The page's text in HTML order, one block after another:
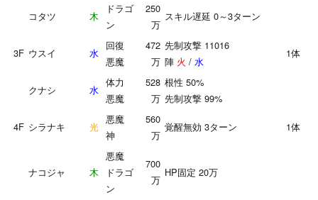
コタツ 木
ドラゴ
ン
250
万
スキル遅延 0～3ターン
3F ウスイ 水
回復
悪魔
472
万
先制攻撃 11016
陣 火 / 水
1体
クナシ 水
体力
悪魔
528
万
根性 50%
先制攻撃 99%
4F シラナキ 光
悪魔
神
560
万
覚醒無効 3ターン 1体
ナコジャ 木
悪魔
ドラゴ
ン
700
万
HP固定 20万